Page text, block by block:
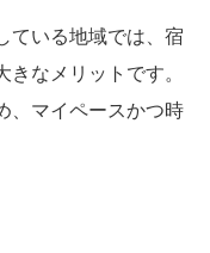
ている地域では、宿
なメリットです。
、マイペースかつ時